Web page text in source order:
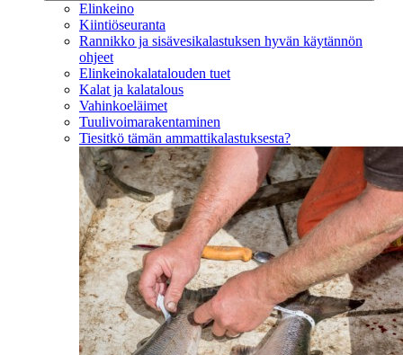
Elinkeino
Kiintiöseuranta
Rannikko ja sisävesikalastuksen hyvän käytännön
ohjeet
Elinkeinokalatalouden tuet
Kalat ja kalatalous
Vahinkoeläimet
Tuulivoimarakentaminen
Tiesitkö tämän ammattikalastuksesta?